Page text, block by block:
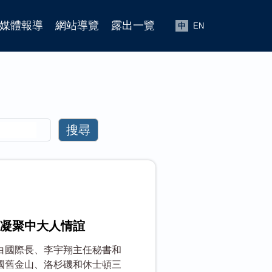
媒體報導 網站導覽 露出一覽 中 EN
搜尋
聚中大人情誼
國際長、李宇翔主任秘書和
舊金山、洛杉磯和休士頓三